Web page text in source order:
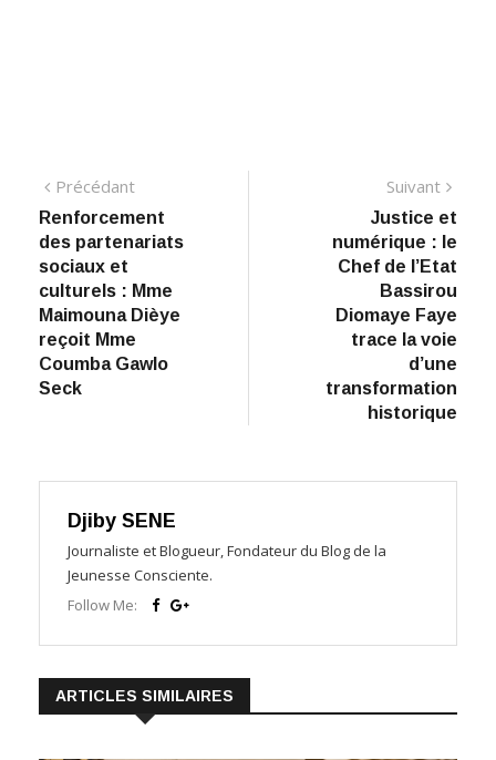
Navigation
de
l’article
PrécédantPrécédant:
Renforcement
des partenariats
sociaux et
culturels : Mme
Maimouna Dièye
reçoit Mme
Coumba Gawlo
Seck
Suivant
Justice et
numérique : le
Chef de l’Etat
Bassirou
Diomaye Faye
trace la voie
d’une
transformation
historique
Djiby SENE
Journaliste et Blogueur, Fondateur du Blog de la
Jeunesse Consciente.
Follow Me:
ARTICLES SIMILAIRES